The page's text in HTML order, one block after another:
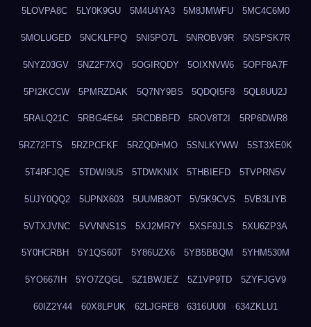
5LOVPA8C 5LY0K9GU 5M4U4YA3 5M8JMWFU 5MC4C6M0
5MOLUGED 5NCKLFPQ 5NI5PO7L 5NROBV9R 5NSPSK7R
5NYZ03GV 5NZ2F7XQ 5OGIRQDY 5OIXNVW6 5OPF8A7F
5PI2KCCW 5PMRZDAK 5Q7NY9BS 5QDQI5F8 5QL8UU2J
5RALQ21C 5RBG4E64 5RCDBBFD 5ROV8T2I 5RP6DWR8
5RZ72FTS 5RZPCFKF 5RZQDHMO 5SNLKYWW 5ST3XE0K
5T4RFJQE 5TDWI9U5 5TDWKNIX 5THBIEFD 5TVPRN5V
5UJY0QQ2 5UPNX603 5UUMB8OT 5V5K9CVS 5VB3LIYB
5VTXJVNC 5VVNNS1S 5XJ2MR7Y 5XSF9JLS 5XU6ZP3A
5Y0HCRBH 5Y1QS60T 5Y86UZX6 5YB5BBQM 5YHM530M
5YO667IH 5YO7ZQGL 5Z1BWJEZ 5Z1VP9TD 5ZYFJGV9
60IZ2Y44 60X8LPUK 62LJGRE8 6316UU0I 634ZKLU1